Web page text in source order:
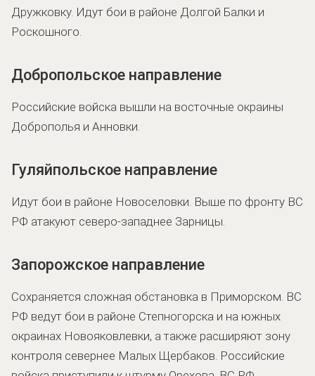
Дружковку. Идут бои в районе Долгой Балки и
Роскошного.
Добропольское направление
Российские войска вышли на восточные окраины
Доброполья и Анновки.
Гуляйпольское направление
Идут бои в районе Новоселовки. Выше по фронту ВС
РФ атакуют северо-западнее Зарницы.
Запорожское направление
Сохраняется сложная обстановка в Приморском. ВС
РФ ведут бои в районе Степногорска и на южных
окраинах Новояковлевки, а также расширяют зону
контроля севернее Малых Щербаков. Российские